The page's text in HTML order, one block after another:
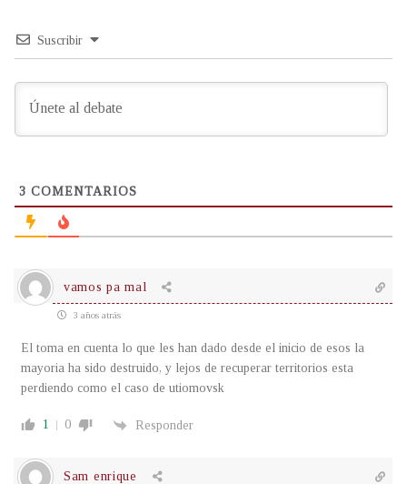
Suscribir
3 COMENTARIOS
vamos pa mal
3 años atrás
El toma en cuenta lo que les han dado desde el inicio de esos la
mayoria ha sido destruido, y lejos de recuperar territorios esta
perdiendo como el caso de utiomovsk
1 0 Responder
Sam enrique